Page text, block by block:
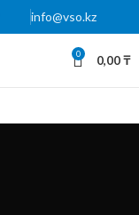
info@vso.kz
0 0,00₸